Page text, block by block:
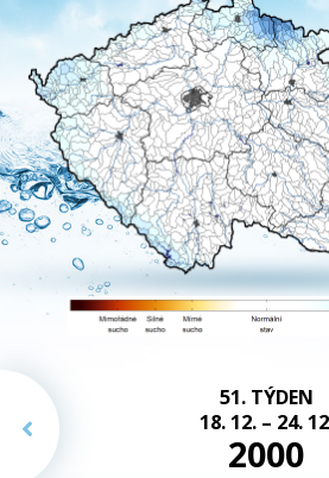
51. TÝDEN
18. 12. – 24.
2000